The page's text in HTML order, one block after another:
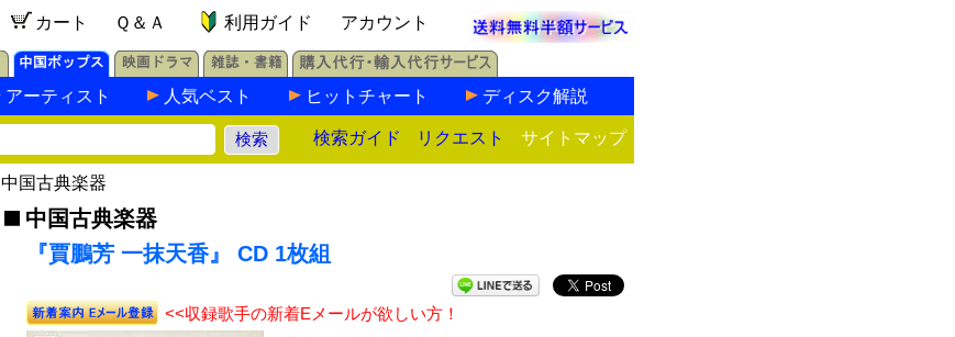
カート Ｑ＆Ａ 利用ガイド アカウント
アーティスト 人気ベスト ヒットチャート ディスク解説
検索ガイド リクエスト サイトマップ
中国古典楽器
中国古典楽器
『賈鵬芳 一抹天香』 CD 1枚組
<<収録歌手の新着Eメールが欲しい方！